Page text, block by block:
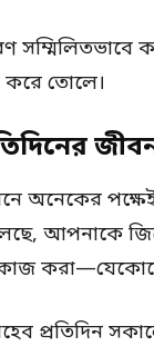
তোলে।
অনেকের
আপনাকে
প্রতিদিন